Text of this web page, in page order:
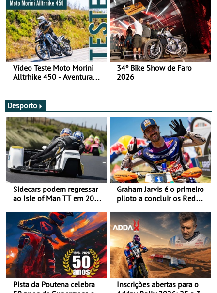
Vídeo Teste Moto Morini
Alltrhike 450 - Aventura
34º Bike Show de Faro
2026
Desporto
Sidecars podem regressar
ao Isle of Man TT em 2027
Graham Jarvis é o primeiro
piloto a concluir os Red
moto elétrica
Pista da Poutena celebra
Inscrições abertas para o